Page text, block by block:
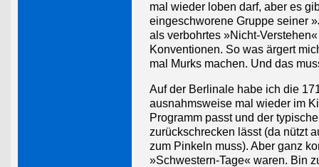
mal wieder loben darf, aber es
eingeschworene Gruppe seiner
als verbohrtes »Nicht-
Konventionen. So was ärgert
mal Murks machen. Und das
Auf der Berlinale habe ich die
ausnahmsweise mal wieder im
Programm passt und der
zurückschrecken lässt (da nützt
zum Pinkeln muss). Aber ganz
»Schwestern-Tage« waren. Bin